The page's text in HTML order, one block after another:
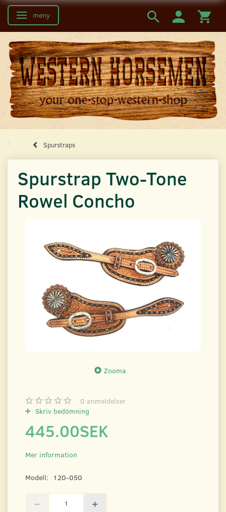
Ändra navigering
meny
Spurstraps
Spurstrap Two-Tone
Rowel Concho
Zooma
0 anmeldelser
Skriv bedömning
445.00SEK
Mer information
Modell: 120-050